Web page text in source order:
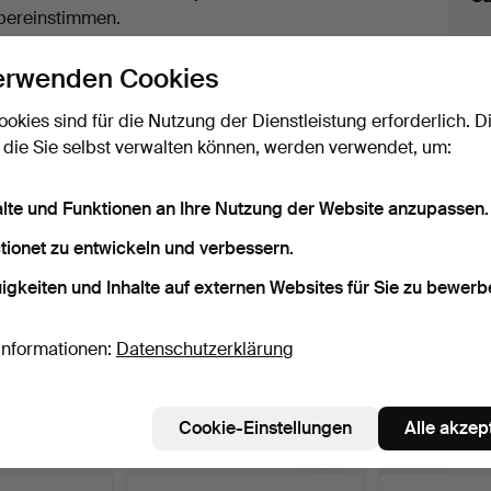
zu erhalten, sobald dieses Objekt
ist.
die mit Ihrer Suche
Cookies
sind für die Nutzung der Dienstleistung erforderlich.
Sie selbst verwalten können, werden verwendet, um:
und Funktionen an Ihre Nutzung der Website anzupassen.
zu entwickeln und verbessern.
und Inhalte auf externen Websites für Sie zu
Datenschutzerklärung
Cookie-Einstellungen Alle